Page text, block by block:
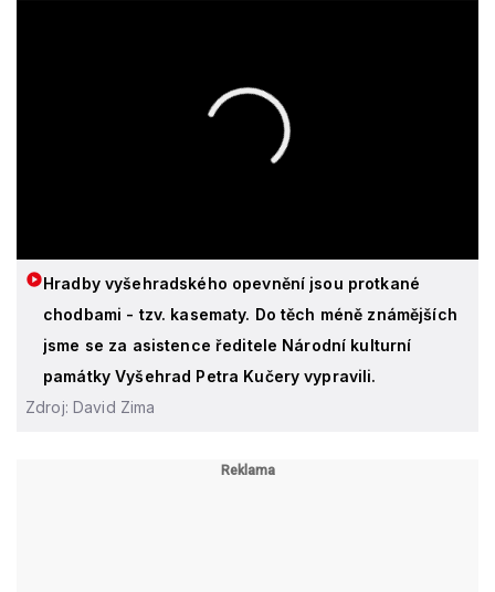
Hradby vyšehradského opevnění jsou protkané
chodbami - tzv. kasematy. Do těch méně známějších
jsme se za asistence ředitele Národní kulturní
památky Vyšehrad Petra Kučery vypravili.
Zdroj: David Zima